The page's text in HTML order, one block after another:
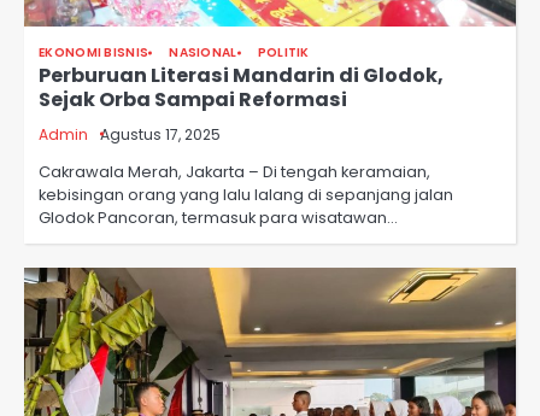
EKONOMI BISNIS NASIONAL POLITIK
Perburuan Literasi Mandarin di Glodok,
Sejak Orba Sampai Reformasi
Admin Agustus 17, 2025
Cakrawala Merah, Jakarta – Di tengah keramaian,
kebisingan orang yang lalu lalang di sepanjang jalan
Glodok Pancoran, termasuk para wisatawan…